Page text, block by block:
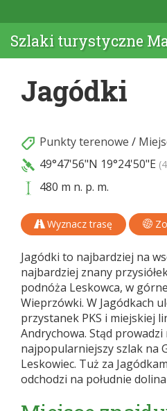
Szlaki turystyczne
Jagódki
Punkty terenowe /
49°47'56"N 19°24'50"E
480 m n. p. m.
Wyznacz trasę
Jagódki to najbardziej na
najbardziej znany
podnóża Leskowca, w
Wieprzówki. W Jagódkach
przystanek PKS i miejskiej
Andrychowa. Stąd
najpopularniejszy szlak na
Leskowiec. Tuż za
odchodzi na południe